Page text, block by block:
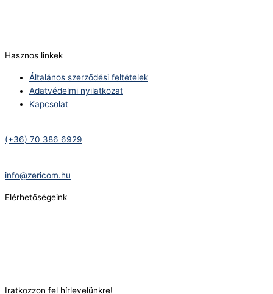
Hasznos linkek
Általános szerződési feltételek
Adatvédelmi nyilatkozat
Kapcsolat
(+36) 70 386 6929
info@zericom.hu
Elérhetőségeink
Iratkozzon fel hírlevelünkre!